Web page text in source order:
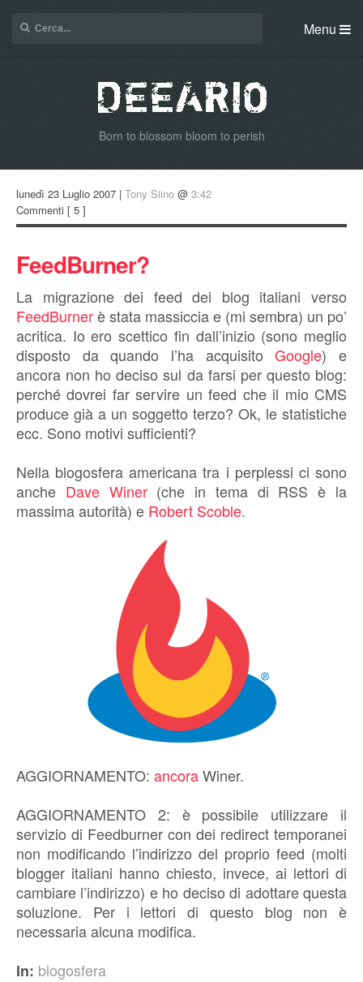
Menu
Born to blossom bloom to perish
lunedì 23 Luglio 2007 | Tony Siino @ 3:42
Commenti [ 5 ]
FeedBurner?
La migrazione dei feed dei blog italiani verso
FeedBurnerè stata massiccia e (mi sembra) un po’
acritica. Io ero scettico fin dall’inizio (sono meglio
disposto da quando l’ha acquisitoGoogle) e
ancora non ho deciso sul da farsi per questo blog:
perché dovrei far servire un feed che il mio CMS
produce già a un soggetto terzo? Ok, le statistiche
ecc. Sono motivi sufficienti?
Nella blogosfera americana tra i perplessi ci sono
anche Dave Winer(che in tema di RSS è la
massima autorità) e Robert Scoble.
AGGIORNAMENTO: ancoraWiner.
AGGIORNAMENTO 2: è possibile utilizzare il
servizio di Feedburner con dei redirect temporanei
non modificando l’indirizzo del proprio feed (molti
blogger italiani hanno chiesto, invece, ai lettori di
cambiare l’indirizzo) e ho deciso di adottare questa
soluzione. Per i lettori di questo blog non è
necessaria alcuna modifica.
In: blogosfera